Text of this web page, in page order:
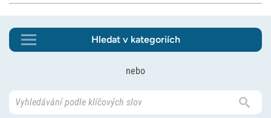
Hledat v kategoriích
nebo